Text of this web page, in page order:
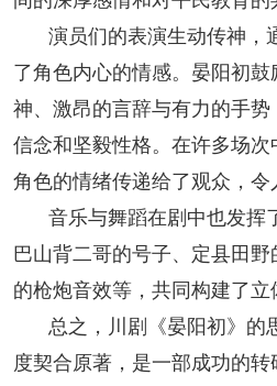
演员们的表演生动传神，
了角色内心的情感。晏阳初
神、激昂的言辞与有力的手
信念和坚毅性格。在许多场
角色的情绪传递给了观众，令
音乐与舞蹈在剧中也发挥
巴山背二哥的号子、定县田
的枪炮音效等，共同构建了立
总之，川剧《晏阳初》的
度契合原著，是一部成功的